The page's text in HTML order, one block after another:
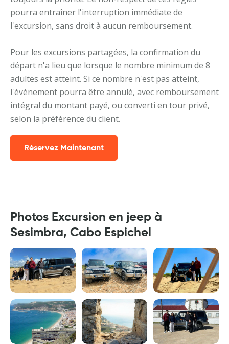
pourra entraîner l'interruption immédiate de
l'excursion, sans droit à aucun remboursement.
Pour les excursions partagées, la confirmation du
départ n'a lieu que lorsque le nombre minimum de 8
adultes est atteint. Si ce nombre n'est pas atteint,
l'événement pourra être annulé, avec remboursement
intégral du montant payé, ou converti en tour privé,
selon la préférence du client.
Réservez Maintenant
Photos Excursion en jeep à
Sesimbra, Cabo Espichel